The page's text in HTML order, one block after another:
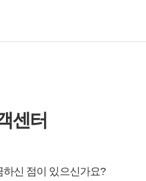
센터
신 점이 있으신가요?